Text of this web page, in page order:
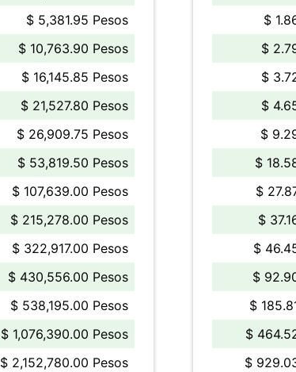
$ 5,381.95 Pesos
$ 10,763.90 Pesos
$ 16,145.85 Pesos
$ 21,527.80 Pesos
$ 26,909.75 Pesos
$ 53,819.50 Pesos
$ 107,639.00 Pesos
$ 215,278.00 Pesos
$ 322,917.00 Pesos
$ 430,556.00 Pesos
$ 538,195.00 Pesos
$ 1,076,390.00 Pesos
$ 2,152,780.00 Pesos
$
$
$
$
$
$
$
$
$
$
$
$
$